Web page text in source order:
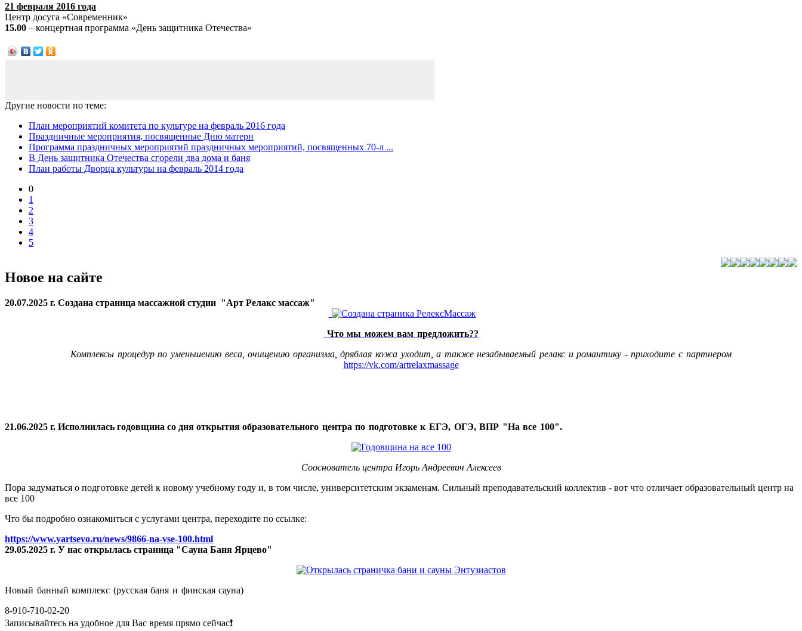
21 февраля 2016 года
Центр досуга «Современник»
15.00 – концертная программа «День защитника Отечества»
Другие новости по теме:
План мероприятий комитета по культуре на февраль 2016 года
Праздничные мероприятия, посвященные Дню матери
Программа праздничных мероприятий праздничных мероприятий, посвященных 70-л ...
В День защитника Отечества сгорели два дома и баня
План работы Дворца культуры на февраль 2014 года
0
1
2
3
4
5
Новое на сайте
20.07.2025 г. Создана страница массажной студии "Арт Релакс массаж"
Что мы можем вам предложить??
Комплексы процедур по уменьшению веса, очищению организма, дряблая кожа уходит, а также незабываемый релакс и романтику - приходите с партнером
https://vk.com/artrelaxmassage
21.06.2025 г. Исполнилась годовщина со дня открытия образовательного центра по подготовке к ЕГЭ, ОГЭ, ВПР "На все 100".
Сооснователь центра Игорь Андреевич Алексеев
Пора задуматься о подготовке детей к новому учебному году и, в том числе, университетским экзаменам. Сильный преподавательский коллектив - вот что отличает образовательный центр на
все 100
Что бы подробно ознакомиться с услугами центра, переходите по ссылке:
https://www.yartsevo.ru/news/9866-na-vse-100.html
29.05.2025 г. У нас открылась страница "Сауна Баня Ярцево"
Новый банный комплекс (русская баня и финская сауна)
8-910-710-02-20
Записывайтесь на удобное для Вас время прямо сейчас❗️